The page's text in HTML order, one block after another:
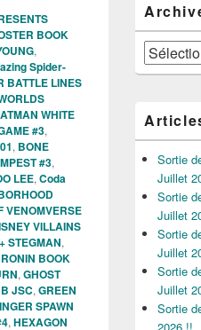
BOOK
,
Spider-
BATTLE LINES
WHITE
#3,
, BONE
#3,
LEE, Coda
VENOMVERSE
VILLAINS
STEGMAN,
BOOK
, GHOST
JSC, GREEN
SPAWN
, HEXAGON
Archives
Sortie
Juillet
Sortie
Juillet
Sortie
Juillet
Sortie
Juillet
Sortie